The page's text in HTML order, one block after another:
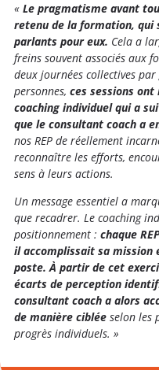
« Le pragmatisme avant
retenu de la formation, qui
parlants pour eux. Cela a
freins souvent associés aux
deux journées collectives
personnes, ces sessions
coaching individuel qui a
que le consultant coach a
nos REP de réellement
reconnaître les efforts,
sens à leurs actions.
Un message essentiel a
que recadrer. Le coaching
positionnement : chaque
il accomplissait sa mission
poste. À partir de cet
écarts de perception
consultant coach a alors
de manière ciblée selon les
progrès individuels. »